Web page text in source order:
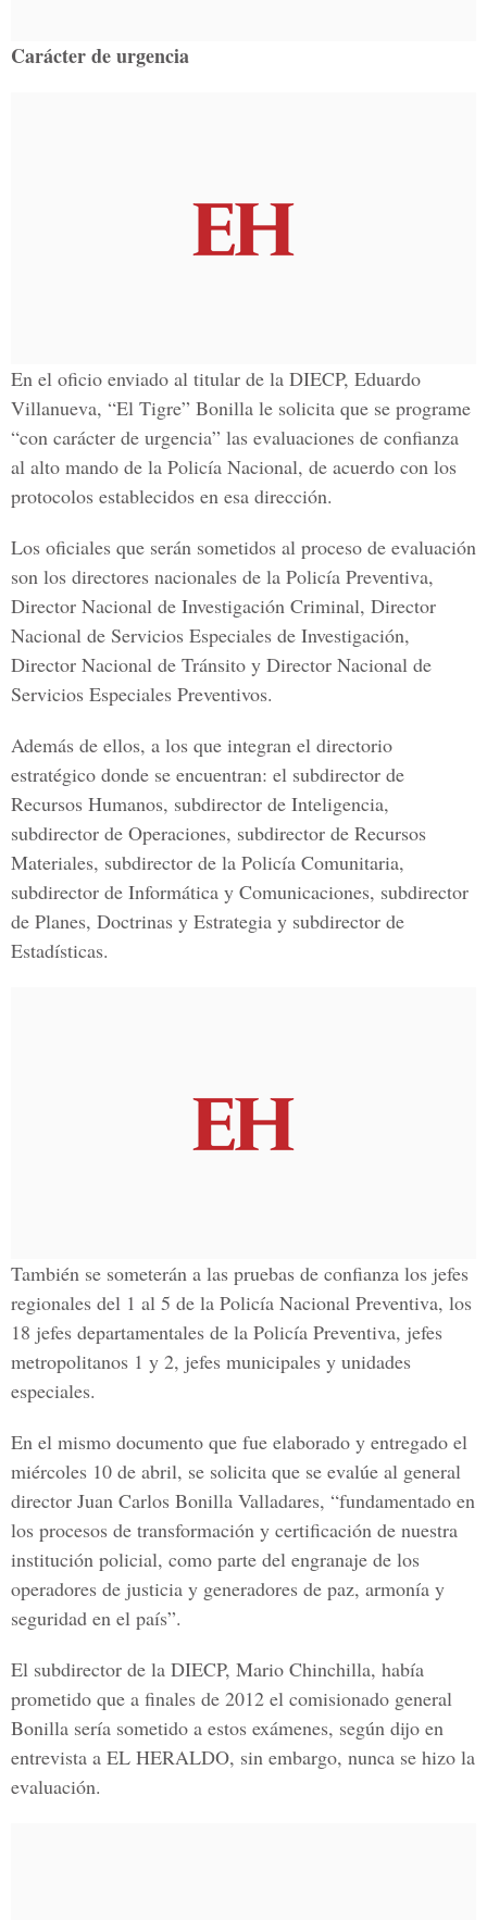
Carácter de urgencia
En el oficio enviado al titular de la DIECP, Eduardo
Villanueva, “El Tigre” Bonilla le solicita que se programe
“con carácter de urgencia” las evaluaciones de confianza
al alto mando de la Policía Nacional, de acuerdo con los
protocolos establecidos en esa dirección.
Los oficiales que serán sometidos al proceso de evaluación
son los directores nacionales de la Policía Preventiva,
Director Nacional de Investigación Criminal, Director
Nacional de Servicios Especiales de Investigación,
Director Nacional de Tránsito y Director Nacional de
Servicios Especiales Preventivos.
Además de ellos, a los que integran el directorio
estratégico donde se encuentran: el subdirector de
Recursos Humanos, subdirector de Inteligencia,
subdirector de Operaciones, subdirector de Recursos
Materiales, subdirector de la Policía Comunitaria,
subdirector de Informática y Comunicaciones, subdirector
de Planes, Doctrinas y Estrategia y subdirector de
Estadísticas.
También se someterán a las pruebas de confianza los jefes
regionales del 1 al 5 de la Policía Nacional Preventiva, los
18 jefes departamentales de la Policía Preventiva, jefes
metropolitanos 1 y 2, jefes municipales y unidades
especiales.
En el mismo documento que fue elaborado y entregado el
miércoles 10 de abril, se solicita que se evalúe al general
director Juan Carlos Bonilla Valladares, “fundamentado en
los procesos de transformación y certificación de nuestra
institución policial, como parte del engranaje de los
operadores de justicia y generadores de paz, armonía y
seguridad en el país”.
El subdirector de la DIECP, Mario Chinchilla, había
prometido que a finales de 2012 el comisionado general
Bonilla sería sometido a estos exámenes, según dijo en
entrevista a EL HERALDO, sin embargo, nunca se hizo la
evaluación.